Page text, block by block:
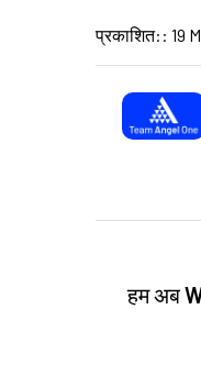
प्रकाशित: : 19
हम अब